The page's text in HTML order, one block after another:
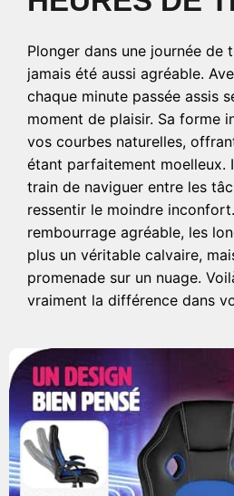
Plonger dans une journée de
jamais été aussi agréable.
chaque minute passée assis
moment de plaisir. Sa forme
vos courbes naturelles,
étant parfaitement moelleux.
train de naviguer entre les
ressentir le moindre
rembourrage agréable, les
plus un véritable calvaire,
promenade sur un nuage.
vraiment la différence dans